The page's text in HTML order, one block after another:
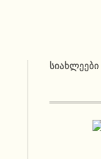
ᲡᲘᲐᲮᲚᲔᲔᲑᲘ